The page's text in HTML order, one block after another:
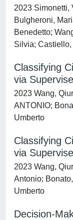
2023 Simonetti,
Bulgheroni,
Benedetto;
Silvia;
Classifying
via
2023 Wang,
ANTONIO;
Umberto
Classifying
via
2023 Wang,
Antonio;
Umberto
Decision-